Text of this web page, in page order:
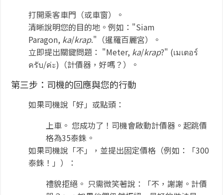
打開乘客車門（或車窗）。
清晰說明您的目的地。例如："Siam
Paragon, ka/krap."（暹羅百麗宮）。
立即提出關鍵問題： "Meter, ka/krap?" (เมเตอร์
ครับ/ค่ะ)（計價器，好嗎？）。
第三步：司機的回應與您的行動
如果司機說「好」或點頭：
上車。 您成功了！司機會啟動計價器。起跳價
格為35泰銖。
如果司機說「不」，並提出固定價格（例如：「300
泰銖！」）：
禮貌拒絕。 只需微笑著說：「不，謝謝。計價